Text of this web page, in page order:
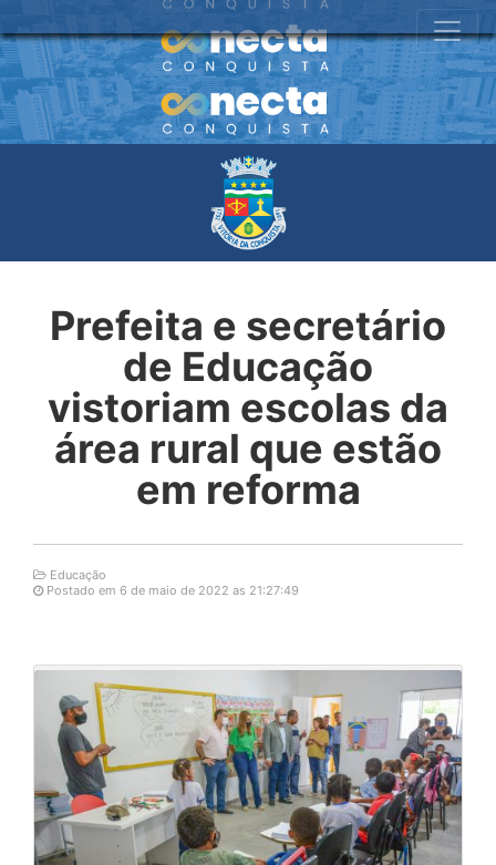
Prefeita e secretário
de Educação
vistoriam escolas da
área rural que estão
em reforma
Educação
Postado em 6 de maio de 2022 as 21:27:49